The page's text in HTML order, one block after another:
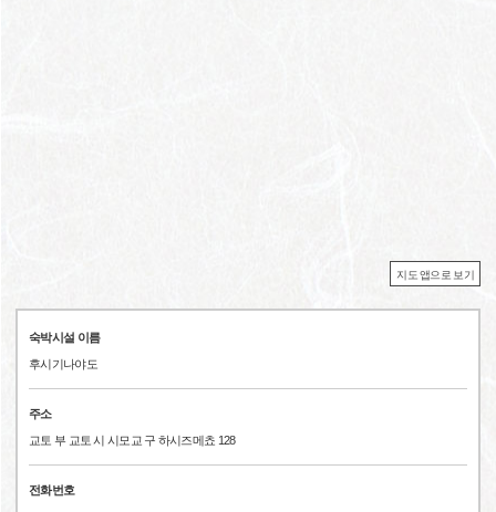
지도 앱으로 보기
숙박시설 이름
후시기나야도
주소
교토 부 교토 시 시모교 구 하시즈메쵸 128
전화번호